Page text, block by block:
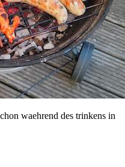
waehrend des trinkens in